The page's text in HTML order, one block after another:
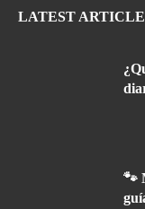
LATEST
🐾